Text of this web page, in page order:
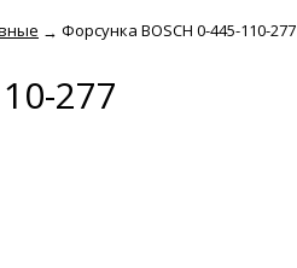
→ Форсунка BOSCH 0-445-110-277
277